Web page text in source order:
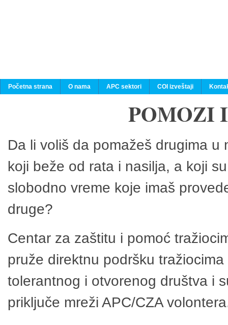
Početna strana O nama APC sektori COI izveštaji
POMOZI
Da li voliš da pomažeš drugima
koji beže od rata i nasilja, a koji
slobodno vreme koje imaš
druge?
Centar za zaštitu i pomoć
pruže direktnu podršku
tolerantnog i otvorenog društva i
priključe mreži APC/CZA